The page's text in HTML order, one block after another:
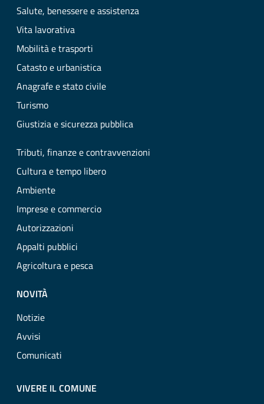
Salute, benessere e assistenza
Vita lavorativa
Mobilità e trasporti
Catasto e urbanistica
Anagrafe e stato civile
Turismo
Giustizia e sicurezza pubblica
Tributi, finanze e contravvenzioni
Cultura e tempo libero
Ambiente
Imprese e commercio
Autorizzazioni
Appalti pubblici
Agricoltura e pesca
NOVITÀ
Notizie
Avvisi
Comunicati
VIVERE IL COMUNE